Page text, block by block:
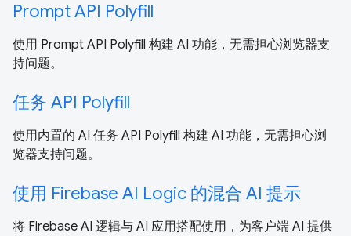
Prompt API Polyfill
使用 Prompt API Polyfill 构建 AI 功能，无需担心浏览器支
持问题。
任务 API Polyfill
使用内置的 AI 任务 API Polyfill 构建 AI 功能，无需担心浏
览器支持问题。
使用 Firebase AI Logic 的混合 AI 提示
将 Firebase AI 逻辑与 AI 应用搭配使用，为客户端 AI 提供